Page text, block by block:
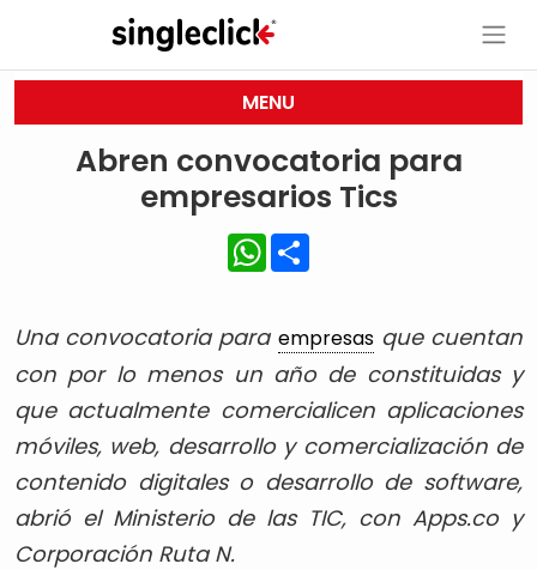
MENU
Abren convocatoria para
empresarios Tics
WhatsApp
Una convocatoria para empresasque cuentan
con por lo menos un año de constituidas y
que actualmente comercialicen aplicaciones
móviles, web, desarrollo y comercialización de
contenido digitales o desarrollo de software,
abrió el Ministerio de las TIC, con Apps.co y
Corporación Ruta N.